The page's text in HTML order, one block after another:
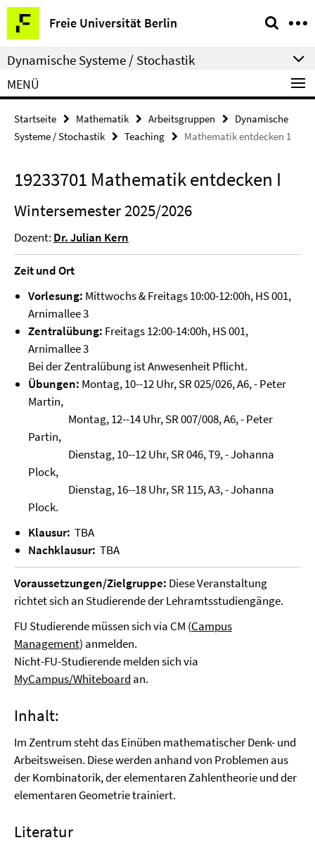
Springe
direkt
zu
Inhalt
Freie Universität Berlin
Service-
Navigation
Dynamische Systeme / Stochastik
MENÜ
Startseite Mathematik Arbeitsgruppen
Dynamische
Systeme / Stochastik
Teaching Mathematik entdecken 1
19233701 Mathematik entdecken I
Wintersemester 2025/2026
Dozent: Dr. Julian Kern
Zeit und Ort
Vorlesung: Mittwochs & Freitags 10:00-12:00h, HS 001,
Arnimallee 3
Zentralübung: Freitags 12:00-14:00h, HS 001,
Arnimallee 3
Bei der Zentralübung ist Anwesenheit Pflicht.
Übungen: Montag, 10--12 Uhr, SR 025/026, A6, - Peter
Martin,
Montag, 12--14 Uhr, SR 007/008, A6, - Peter
Partin,
Dienstag, 10--12 Uhr, SR 046, T9, - Johanna
Plock,
Dienstag, 16--18 Uhr, SR 115, A3, - Johanna
Plock.
Klausur: TBA
Nachklausur: TBA
Voraussetzungen/Zielgruppe: Diese Veranstaltung
richtet sich an Studierende der Lehramtsstudiengänge.
FU Studierende müssen sich via CM (Campus
Management) anmelden.
Nicht-FU-Studierende melden sich via
MyCampus/Whiteboard an.
Inhalt:
Im Zentrum steht das Einüben mathematischer Denk- und
Arbeitsweisen. Diese werden anhand von Problemen aus
der Kombinatorik, der elementaren Zahlentheorie und der
elementaren Geometrie trainiert.
Literatur